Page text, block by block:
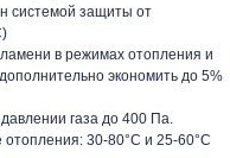
системой защиты от
в режимах отопления и
экономить до 5%
газа до 400 Па.
отопления: 30-80°C и 25-60°С